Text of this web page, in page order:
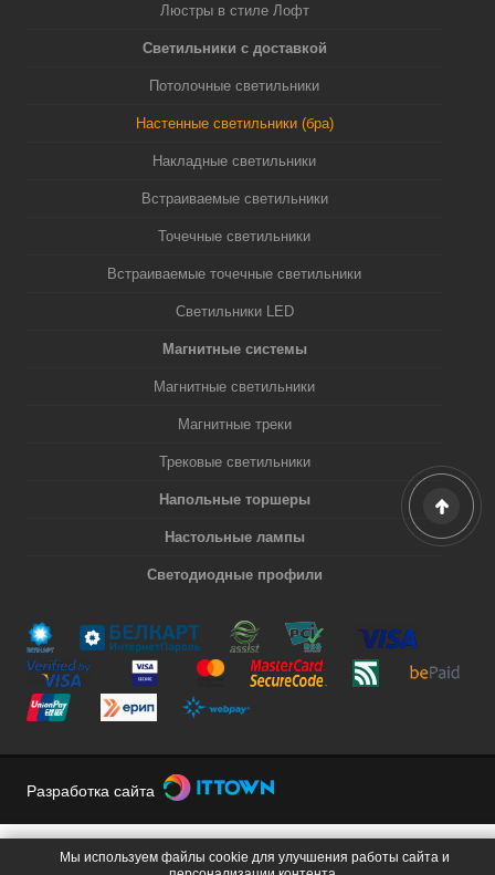
Люстры в стиле Лофт
Светильники с доставкой
Потолочные светильники
Настенные светильники (бра)
Накладные светильники
Встраиваемые светильники
Точечные светильники
Встраиваемые точечные светильники
Светильники LED
Магнитные системы
Магнитные светильники
Магнитные треки
Трековые светильники
Напольные торшеры
Настольные лампы
Светодиодные профили
Разработка сайта
Мы используем файлы cookie для улучшения работы сайта и